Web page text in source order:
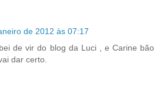
de 2012 às 07:17
de vir do blog da Luci , e Carine bão
dar certo.